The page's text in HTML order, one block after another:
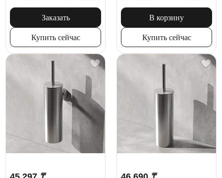
Заказать
Купить сейчас
В корзину
Купить сейчас